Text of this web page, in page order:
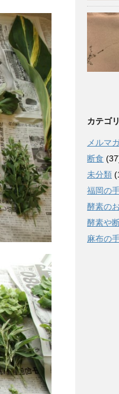
カテゴ
メルマ
断食
未分類
福岡の
酵素の
酵素や
麻布の